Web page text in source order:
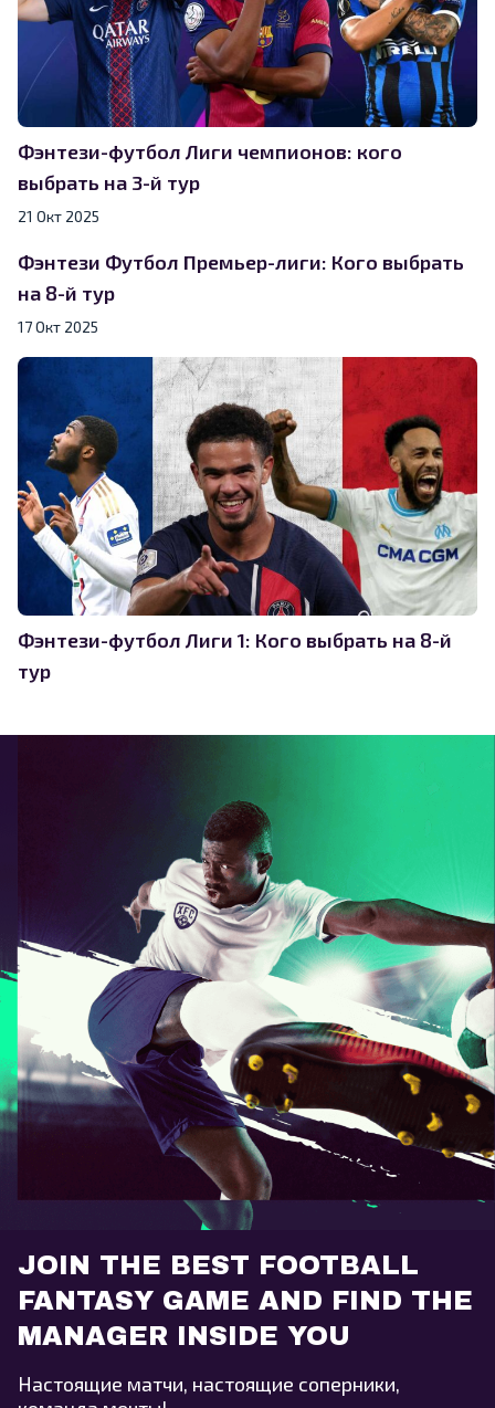
Фэнтези-футбол Лиги чемпионов: кого
выбрать на 3-й тур
21 Окт 2025
Фэнтези Футбол Премьер-лиги: Кого выбрать
на 8-й тур
17 Окт 2025
Фэнтези-футбол Лиги 1: Кого выбрать на 8-й
тур
JOIN THE BEST FOOTBALL
FANTASY GAME AND FIND THE
MANAGER INSIDE YOU
Настоящие матчи, настоящие соперники,